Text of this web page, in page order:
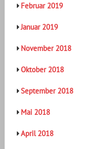
Februar 2019
Januar 2019
November 2018
Oktober 2018
September 2018
Mai 2018
April 2018